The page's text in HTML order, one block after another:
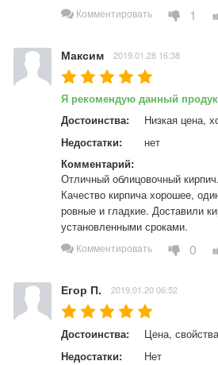
Комментировать 1
Максим 2019.01.28 16:38
Я рекомендую данный
Достоинства:
Низкая цена,
Недостатки:
нет
Комментарий:
Отличный облицовочный
Качество кирпича хорошее,
ровные и гладкие. Доставили
установленными сроками.
Комментировать 0
Егор П. 2019.01.20 06:52
Достоинства:
Цена, свойства
Недостатки:
Нет